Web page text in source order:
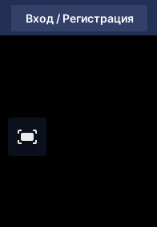
Вход / Регистрация